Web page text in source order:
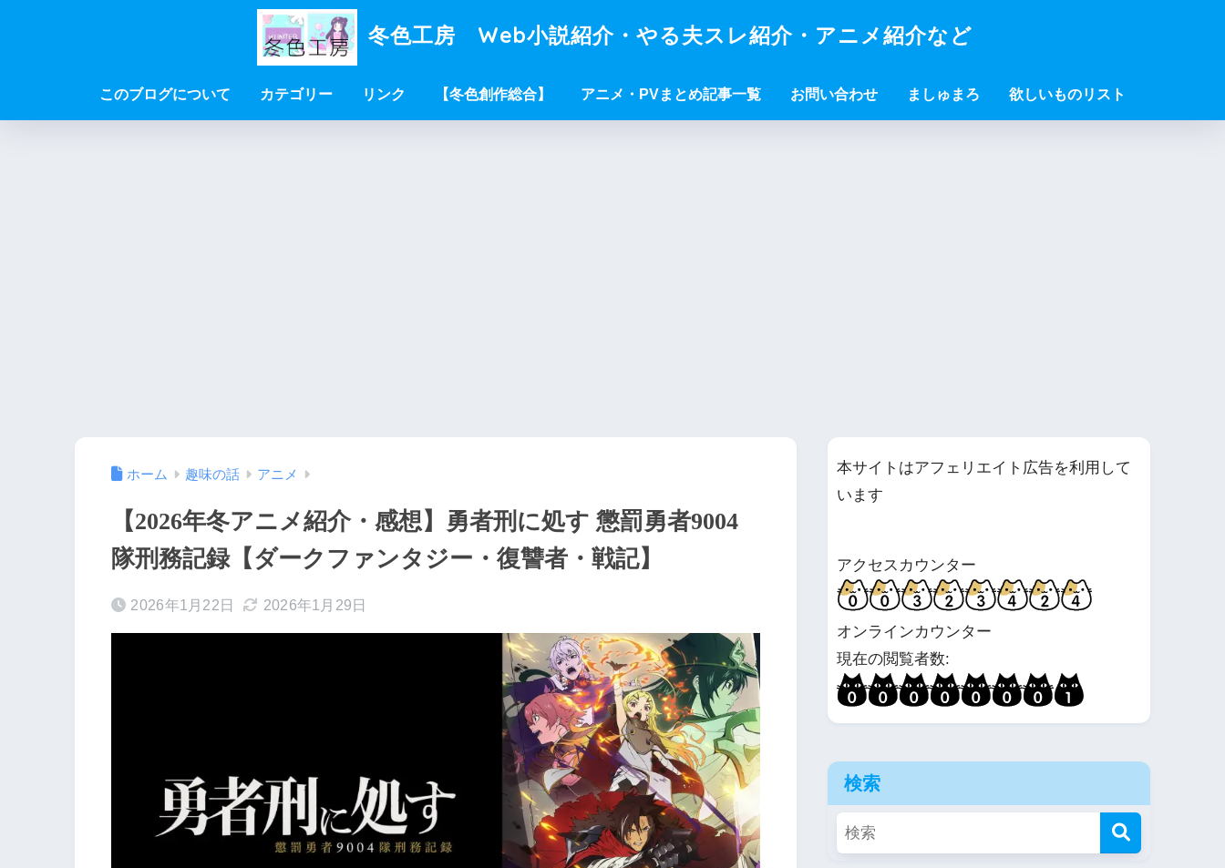
冬色工房 Web小説紹介・やる夫スレ紹介・アニメ紹介など
このブログについて カテゴリー リンク 【冬色創作総合】 アニメ・PVまとめ記事一覧 お問い合わせ ましゅまろ 欲しいものリスト
ホーム 趣味の話 アニメ
【2026年冬アニメ紹介・感想】勇者刑に処す 懲罰勇者9004
隊刑務記録【ダークファンタジー・復讐者・戦記】
2026年1月22日 2026年1月29日
本サイトはアフェリエイト広告を利用して
います
アクセスカウンター
オンラインカウンター
現在の閲覧者数:
検索